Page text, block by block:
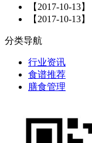
【 2017-10-13】
【 2017-10-13】
分类导航
行业资讯
食谱推荐
膳食管理